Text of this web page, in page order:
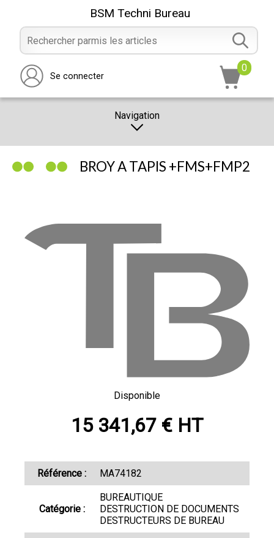
BSM Techni Bureau
Se connecter
0
Navigation
PROMOTION
NOUS CONTACTER
RÉALISATION
BROY A TAPIS +FMS+FMP2
Disponible
15 341,67 € HT
Référence : MA74182
Catégorie :
BUREAUTIQUE
DESTRUCTION DE DOCUMENTS
DESTRUCTEURS DE BUREAU